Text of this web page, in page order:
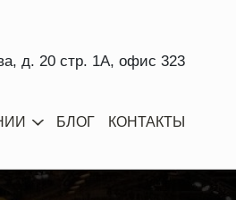
д. 20 стр. 1А, офис 323
БЛОГ КОНТАКТЫ